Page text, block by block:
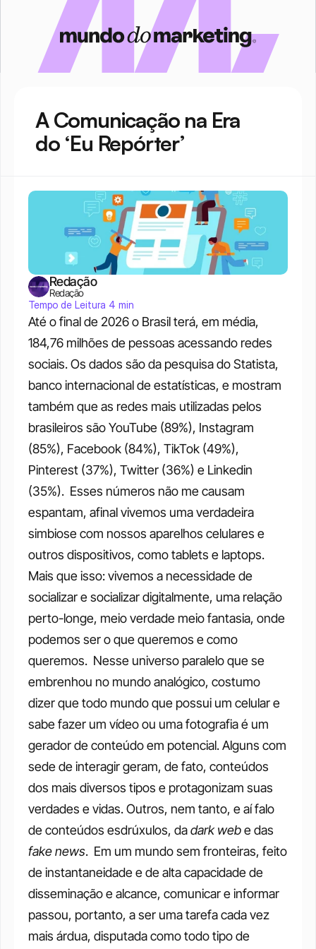
A Comunicação na Era
do ‘Eu Repórter’
Até o final de 2026 o Brasil terá, em média,
184,76 milhões de pessoas acessando redes
sociais. Os dados são da pesquisa do Statista,
banco internacional de estatísticas, e mostram
também que as redes mais utilizadas pelos
brasileiros são YouTube (89%), Instagram
(85%), Facebook (84%), TikTok (49%),
Pinterest (37%), Twitter (36%) e Linkedin
(35%). Esses números não me causam
espantam, afinal vivemos uma verdadeira
simbiose com nossos aparelhos celulares e
outros dispositivos, como tablets e laptops.
Mais que isso: vivemos a necessidade de
socializar e socializar digitalmente, uma relação
perto-longe, meio verdade meio fantasia, onde
podemos ser o que queremos e como
queremos. Nesse universo paralelo que se
embrenhou no mundo analógico, costumo
dizer que todo mundo que possui um celular e
sabe fazer um vídeo ou uma fotografia é um
gerador de conteúdo em potencial. Alguns com
sede de interagir geram, de fato, conteúdos
dos mais diversos tipos e protagonizam suas
verdades e vidas. Outros, nem tanto, e aí falo
de conteúdos esdrúxulos, da dark web
fake news. Em um mundo sem fronteiras, feito
de instantaneidade e de alta capacidade de
disseminação e alcance, comunicar e informar
passou, portanto, a ser uma tarefa cada vez
mais árdua, disputada como todo tipo de
Redação
Redação
Tempo de Leitura 4 min